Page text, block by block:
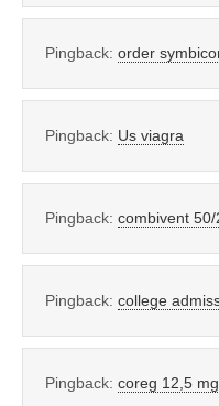
Pingback: order
Pingback: Us viagra
Pingback: combivent
Pingback: college
Pingback: coreg 12,5